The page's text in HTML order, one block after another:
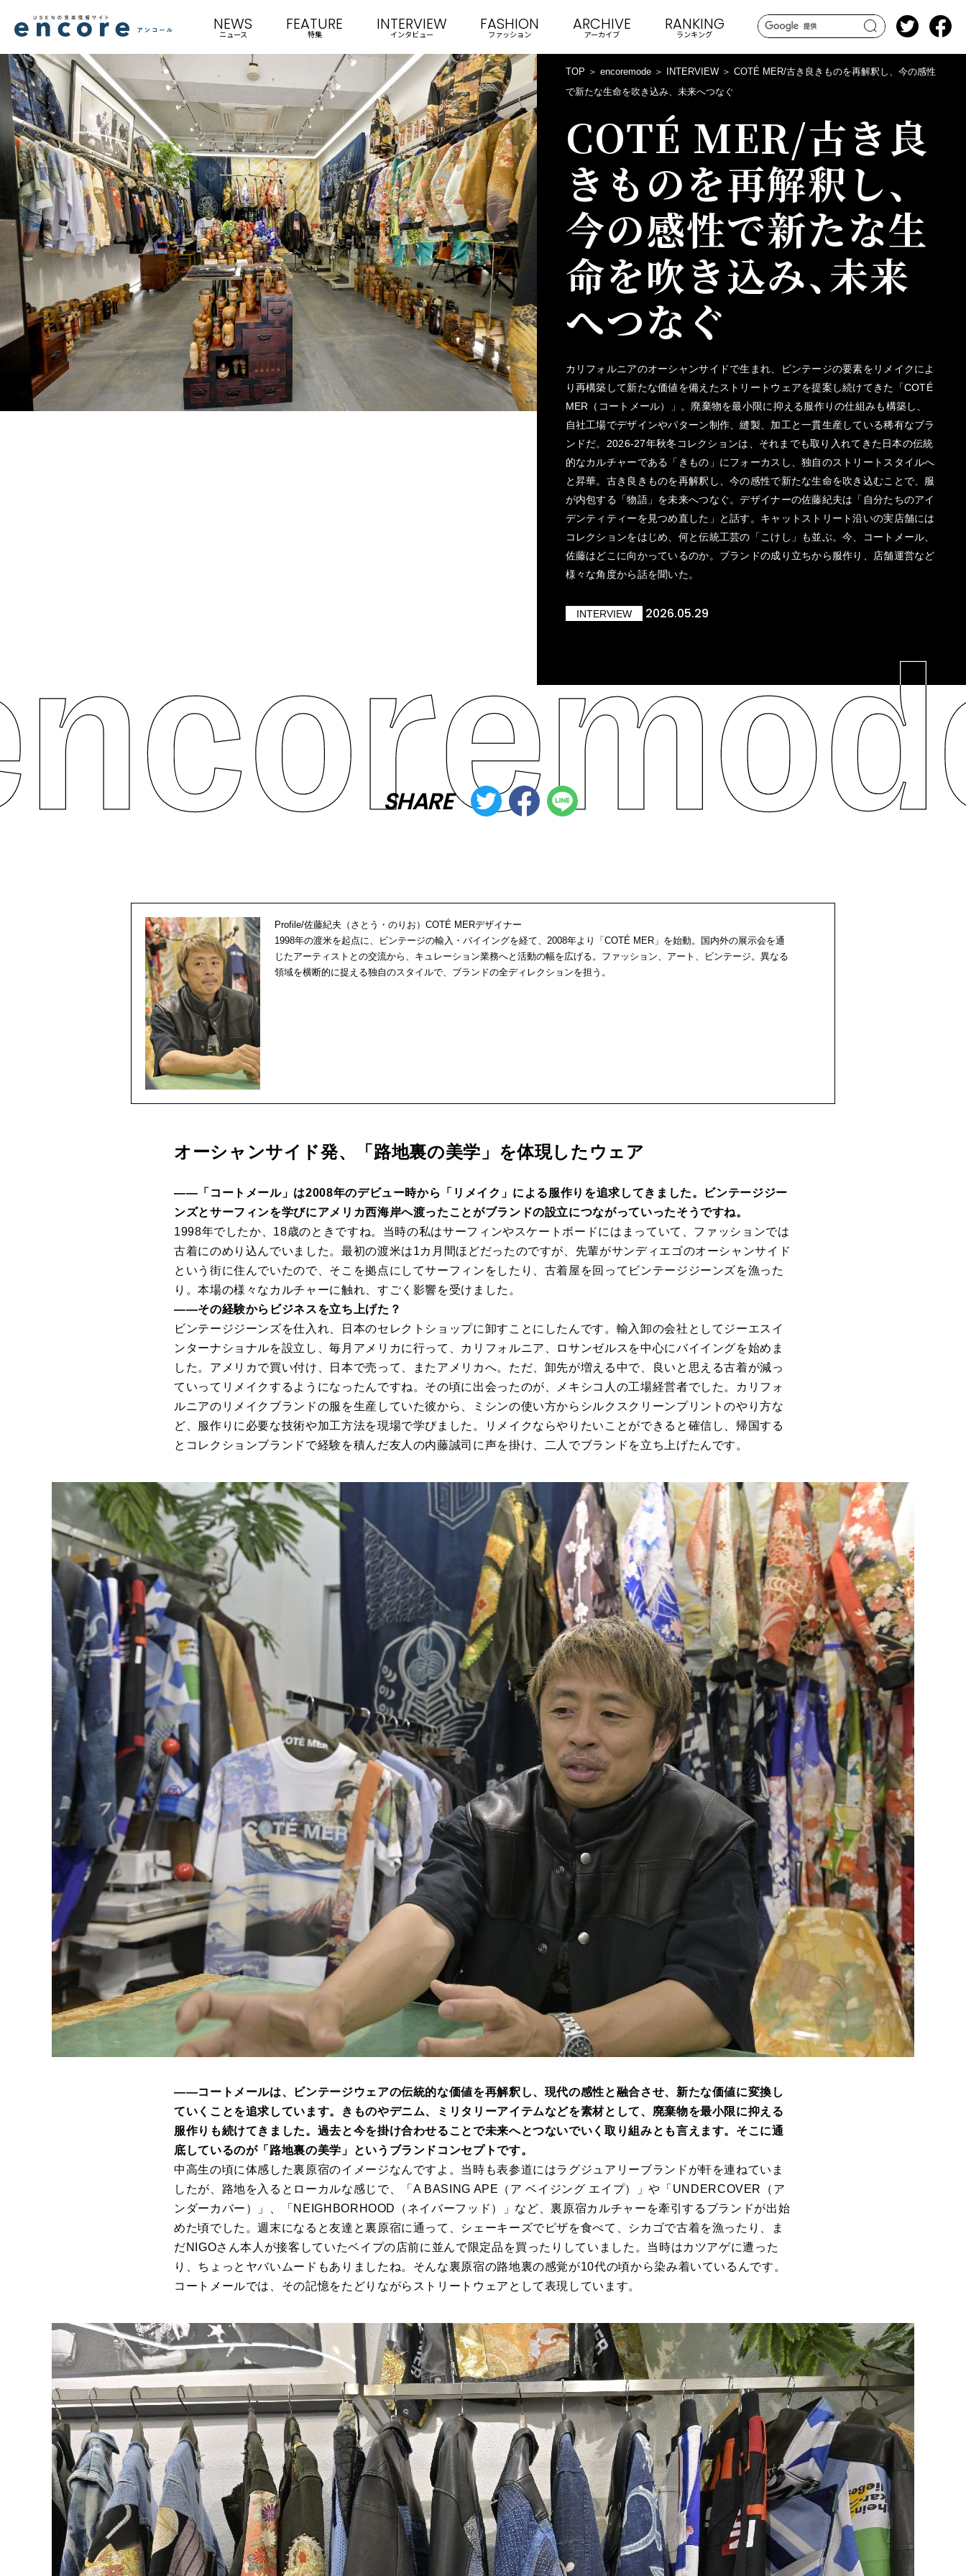
search
NEWS
ニュース
FEATURE
特集
INTERVIEW
インタビュー
FASHION
ファッション
ARCHIVE
アーカイブ
RANKING
ランキング
TOP encoremode INTERVIEW
COTÉ MER/古き良きものを再解釈し、今の感性
で新たな生命を吹き込み、未来へつなぐ
COTÉ MER/古き良
きものを再解釈し、
今の感性で新たな生
命を吹き込み、未来
へつなぐ
カリフォルニアのオーシャンサイドで生まれ、ビンテージの要素をリメイクによ
り再構築して新たな価値を備えたストリートウェアを提案し続けてきた「COTÉ
MER（コートメール）」。廃棄物を最小限に抑える服作りの仕組みも構築し、
自社工場でデザインやパターン制作、縫製、加工と一貫生産している稀有なブラ
ンドだ。2026-27年秋冬コレクションは、それまでも取り入れてきた日本の伝統
的なカルチャーである「きもの」にフォーカスし、独自のストリートスタイルへ
と昇華。古き良きものを再解釈し、今の感性で新たな生命を吹き込むことで、服
が内包する「物語」を未来へつなぐ。デザイナーの佐藤紀夫は「自分たちのアイ
デンティティーを見つめ直した」と話す。キャットストリート沿いの実店舗には
コレクションをはじめ、何と伝統工芸の「こけし」も並ぶ。今、コートメール、
佐藤はどこに向かっているのか。ブランドの成り立ちから服作り、店舗運営など
様々な角度から話を聞いた。
INTERVIEW 2026.05.29
SHARE
Profile/佐藤紀夫（さとう・のりお）COTÉ MERデザイナー
1998年の渡米を起点に、ビンテージの輸入・バイイングを経て、2008年より「COTÉ MER」を始動。国内外の展示会を通
じたアーティストとの交流から、キュレーション業務へと活動の幅を広げる。ファッション、アート、ビンテージ。異なる
領域を横断的に捉える独自のスタイルで、ブランドの全ディレクションを担う。
オーシャンサイド発、「路地裏の美学」を体現したウェア
――「コートメール」は2008年のデビュー時から「リメイク」による服作りを追求してきました。ビンテージジー
ンズとサーフィンを学びにアメリカ西海岸へ渡ったことがブランドの設立につながっていったそうですね。
1998年でしたか、18歳のときですね。当時の私はサーフィンやスケートボードにはまっていて、ファッションでは
古着にのめり込んでいました。最初の渡米は1カ月間ほどだったのですが、先輩がサンディエゴのオーシャンサイド
という街に住んでいたので、そこを拠点にしてサーフィンをしたり、古着屋を回ってビンテージジーンズを漁った
り。本場の様々なカルチャーに触れ、すごく影響を受けました。
――その経験からビジネスを立ち上げた？
ビンテージジーンズを仕入れ、日本のセレクトショップに卸すことにしたんです。輸入卸の会社としてジーエスイ
ンターナショナルを設立し、毎月アメリカに行って、カリフォルニア、ロサンゼルスを中心にバイイングを始めま
した。アメリカで買い付け、日本で売って、またアメリカへ。ただ、卸先が増える中で、良いと思える古着が減っ
ていってリメイクするようになったんですね。その頃に出会ったのが、メキシコ人の工場経営者でした。カリフォ
ルニアのリメイクブランドの服を生産していた彼から、ミシンの使い方からシルクスクリーンプリントのやり方な
ど、服作りに必要な技術や加工方法を現場で学びました。リメイクならやりたいことができると確信し、帰国する
とコレクションブランドで経験を積んだ友人の内藤誠司に声を掛け、二人でブランドを立ち上げたんです。
――コートメールは、ビンテージウェアの伝統的な価値を再解釈し、現代の感性と融合させ、新たな価値に変換し
ていくことを追求しています。きものやデニム、ミリタリーアイテムなどを素材として、廃棄物を最小限に抑える
服作りも続けてきました。過去と今を掛け合わせることで未来へとつないでいく取り組みとも言えます。そこに通
底しているのが「路地裏の美学」というブランドコンセプトです。
中高生の頃に体感した裏原宿のイメージなんですよ。当時も表参道にはラグジュアリーブランドが軒を連ねていま
したが、路地を入るとローカルな感じで、「A BASING APE（ア ベイジング エイプ）」や「UNDERCOVER（ア
ンダーカバー）」、「NEIGHBORHOOD（ネイバーフッド）」など、裏原宿カルチャーを牽引するブランドが出始
めた頃でした。週末になると友達と裏原宿に通って、シェーキーズでピザを食べて、シカゴで古着を漁ったり、ま
だNIGOさん本人が接客していたベイプの店前に並んで限定品を買ったりしていました。当時はカツアゲに遭った
り、ちょっとヤバいムードもありましたね。そんな裏原宿の路地裏の感覚が10代の頃から染み着いているんです。
コートメールでは、その記憶をたどりながらストリートウェアとして表現しています。